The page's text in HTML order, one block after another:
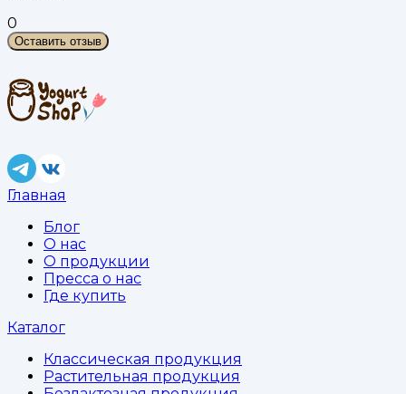
0
Оставить отзыв
Главная
Блог
О нас
О продукции
Пресса о нас
Где купить
Каталог
Классическая продукция
Растительная продукция